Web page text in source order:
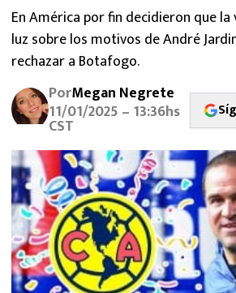
SELECCIÓN MEXICANA
FUTBOL INTERNACIONAL
MEXICANOS EN EL EXTRANJERO
FUTBOL ESTUFA
FÓRMULA 1
BOXEO
LIGA MX
En América por fin decidieron que
luz sobre los motivos de André
rechazar a Botafogo.
PorMegan Negrete
11/01/2025 – 13:36hs
CST